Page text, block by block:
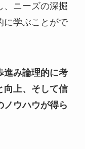
、ニーズの深掘
に学ぶことがで
進み論理的に考
向上、そして信
ノウハウが得ら